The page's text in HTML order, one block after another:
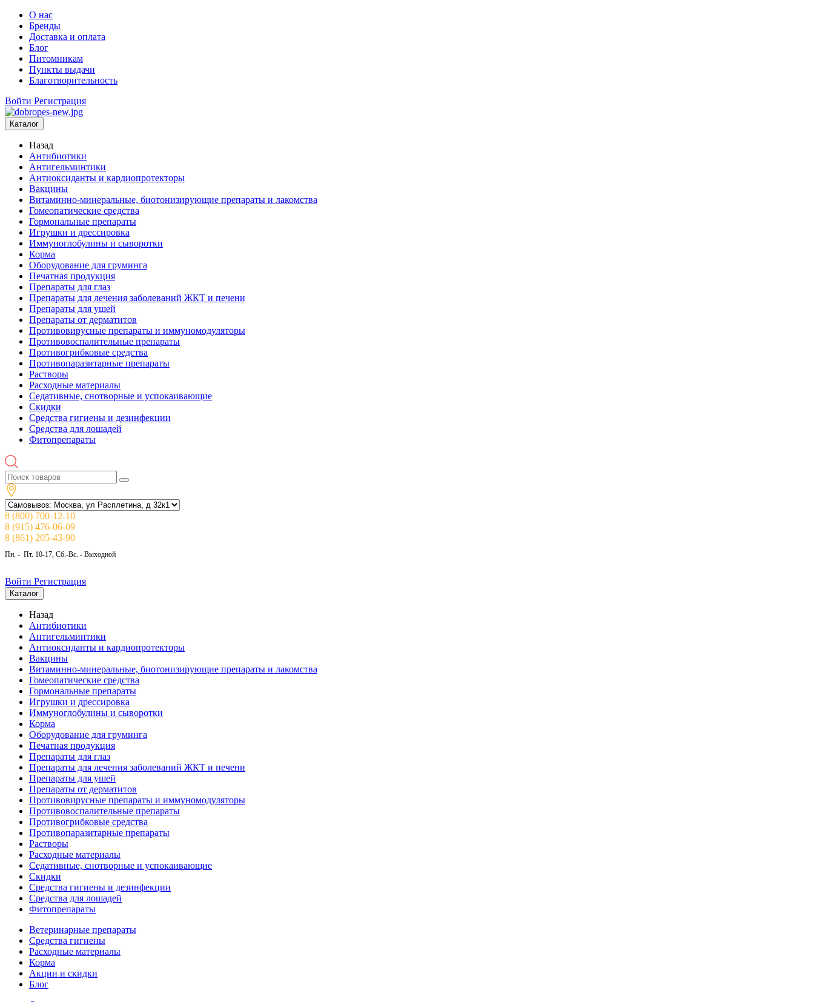
О нас
Бренды
Доставка и оплата
Блог
Питомникам
Пункты выдачи
Благотворительность
Войти Регистрация
Каталог
Назад
Антибиотики
Антигельминтики
Антиоксиданты и кардиопротекторы
Вакцины
Витаминно-минеральные, биотонизирующие препараты и лакомства
Гомеопатические средства
Гормональные препараты
Игрушки и дрессировка
Иммуноглобулины и сыворотки
Корма
Оборудование для груминга
Печатная продукция
Препараты для глаз
Препараты для лечения заболеваний ЖКТ и печени
Препараты для ушей
Препараты от дерматитов
Противовирусные препараты и иммуномодуляторы
Противовоспалительные препараты
Противогрибковые средства
Противопаразитарные препараты
Растворы
Расходные материалы
Седативные, снотворные и успокаивающие
Скидки
Средства гигиены и дезинфекции
Средства для лошадей
Фитопрепараты
8 (800) 700-12-10
8 (915) 476-06-09
8 (861) 205-43-90
Пн. - Пт. 10-17, Сб.-Вс. - Выходной
Войти Регистрация
Каталог
Назад
Антибиотики
Антигельминтики
Антиоксиданты и кардиопротекторы
Вакцины
Витаминно-минеральные, биотонизирующие препараты и лакомства
Гомеопатические средства
Гормональные препараты
Игрушки и дрессировка
Иммуноглобулины и сыворотки
Корма
Оборудование для груминга
Печатная продукция
Препараты для глаз
Препараты для лечения заболеваний ЖКТ и печени
Препараты для ушей
Препараты от дерматитов
Противовирусные препараты и иммуномодуляторы
Противовоспалительные препараты
Противогрибковые средства
Противопаразитарные препараты
Растворы
Расходные материалы
Седативные, снотворные и успокаивающие
Скидки
Средства гигиены и дезинфекции
Средства для лошадей
Фитопрепараты
Ветeринарные препараты
Средства гигиены
Расходные материалы
Корма
Акции и скидки
Блог